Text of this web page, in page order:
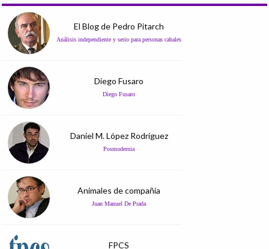
El Blog de Pedro Pitarch
Análisis independiente y serio para personas cabales
Diego Fusaro
Diego Fusaro
Daniel M. López Rodríguez
Posmodernia
Animales de compañía
Juan Manuel De Prada
FPCS